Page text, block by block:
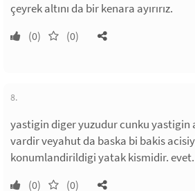
çeyrek altını da bir kenara ayırırız.
(0) (0)
8.
yastigin diger yuzudur cunku yastigin
vardir veyahut da baska bi bakis
konumlandirildigi yatak kismidir. evet.
(0) (0)